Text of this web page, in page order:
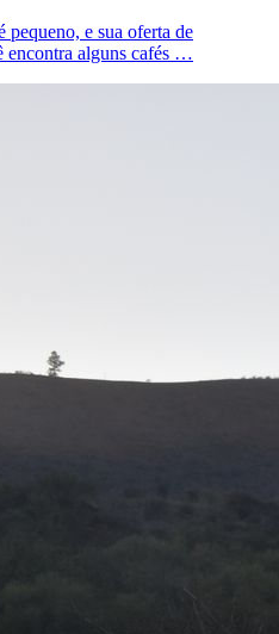
e sua oferta de
encontra alguns cafés …